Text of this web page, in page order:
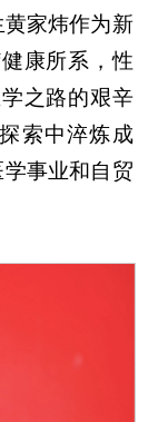
家炜作为新
康所系，性
之路的艰辛
索中淬炼成
事业和自贸